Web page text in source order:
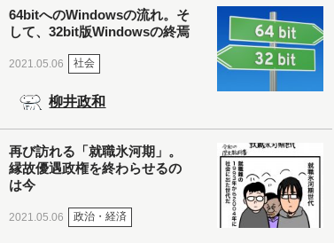
64bitへのWindowsの流れ。そ
して、32bit版Windowsの終焉
2021.05.06 社会
柳井政和
再び訪れる「就職氷河期」。
縁故優遇政権を終わらせるの
は今
2021.05.06 政治・経済